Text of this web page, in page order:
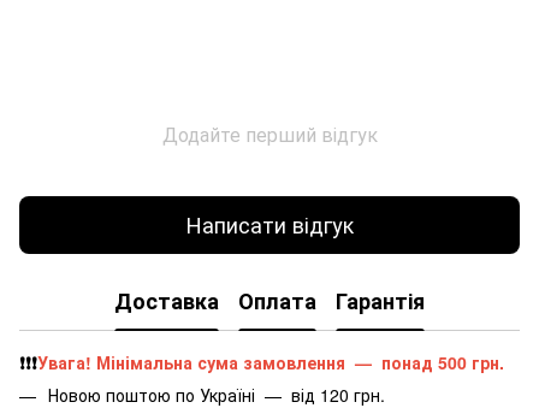
Додайте перший відгук
Написати відгук
Доставка Оплата Гарантія
❗️❗️❗️Увага! Мінімальна сума замовлення — понад 500 грн.
Новою поштою по Україні — від 120 грн.